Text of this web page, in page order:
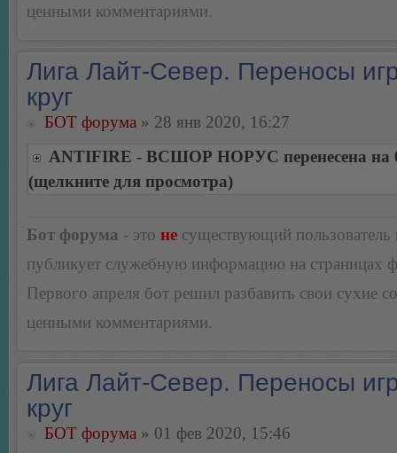
ценными комментариями.
Лига Лайт-Север. Переносы
круг
БОТ форума » 28 янв 2020, 16:27
ANTIFIRE - ВСШОР НОРУС перенесена на
(щелкните для просмотра)
Бот форума - это не существующий пользователь
публикует служебную информацию на страницах
Первого апреля бот решил разбавить свои сухие
ценными комментариями.
Лига Лайт-Север. Переносы
круг
БОТ форума » 01 фев 2020, 15:46